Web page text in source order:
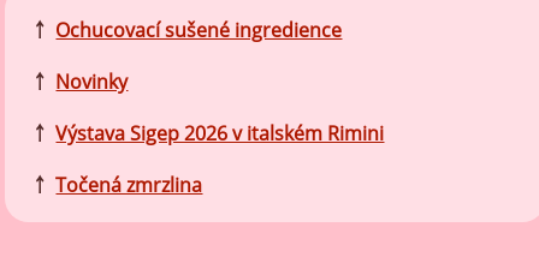
￪ Ochucovací sušené ingredience
￪ Novinky
￪ Výstava Sigep 2026 v italském Rimini
￪ Točená zmrzlina